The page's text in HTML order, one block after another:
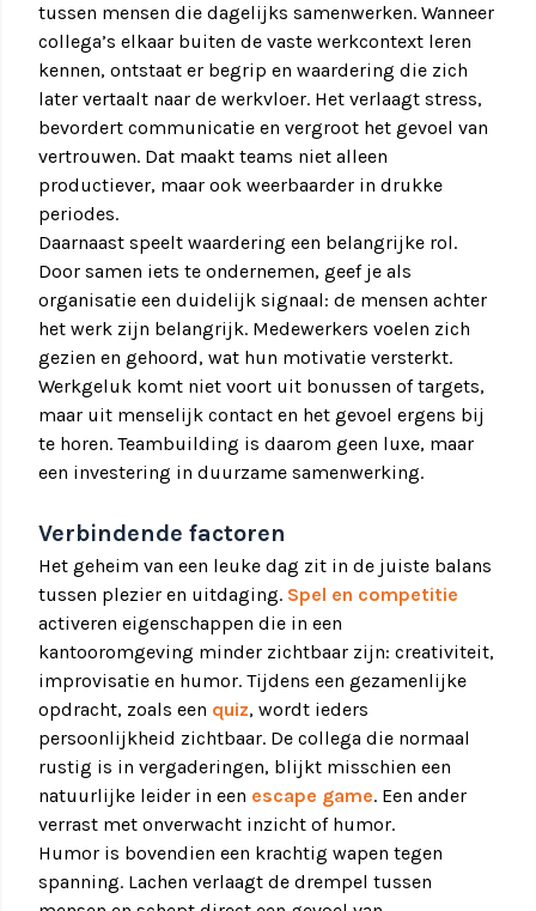
tussen mensen die dagelijks samenwerken. Wanneer
collega’s elkaar buiten de vaste werkcontext leren
kennen, ontstaat er begrip en waardering die zich
later vertaalt naar de werkvloer. Het verlaagt stress,
bevordert communicatie en vergroot het gevoel van
vertrouwen. Dat maakt teams niet alleen
productiever, maar ook weerbaarder in drukke
periodes.
Daarnaast speelt waardering een belangrijke rol.
Door samen iets te ondernemen, geef je als
organisatie een duidelijk signaal: de mensen achter
het werk zijn belangrijk. Medewerkers voelen zich
gezien en gehoord, wat hun motivatie versterkt.
Werkgeluk komt niet voort uit bonussen of targets,
maar uit menselijk contact en het gevoel ergens bij
te horen. Teambuilding is daarom geen luxe, maar
een investering in duurzame samenwerking.
Verbindende factoren
Het geheim van een leuke dag zit in de juiste balans
tussen plezier en uitdaging. Spel en competitie
activeren eigenschappen die in een
kantooromgeving minder zichtbaar zijn: creativiteit,
improvisatie en humor. Tijdens een gezamenlijke
opdracht, zoals een quiz, wordt ieders
persoonlijkheid zichtbaar. De collega die normaal
rustig is in vergaderingen, blijkt misschien een
natuurlijke leider in een escape game. Een ander
verrast met onverwacht inzicht of humor.
Humor is bovendien een krachtig wapen tegen
spanning. Lachen verlaagt de drempel tussen